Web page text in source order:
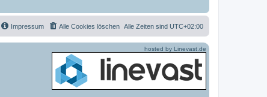
Alle Zeiten sind UTC+02:00
Alle Cookies löschen
Impressum
hosted by Linevast.de